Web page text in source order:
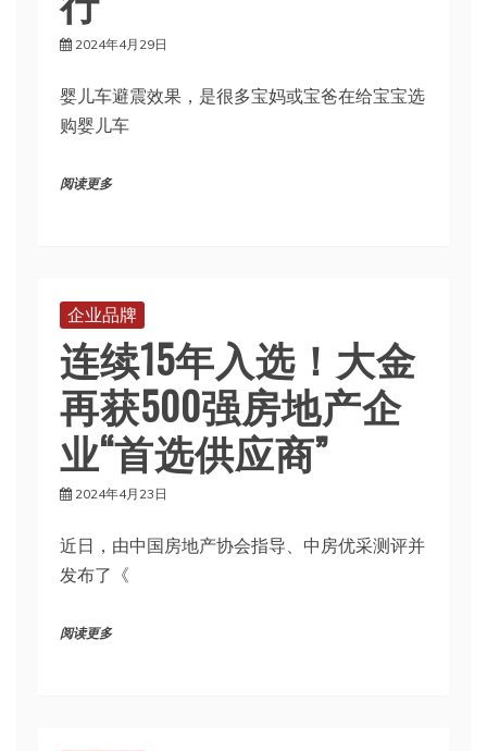
2024年4月29日
婴儿车避震效果，是很多宝妈或宝爸在给宝宝选
购婴儿车
阅读更多
企业品牌
连续15年入选！大金
再获500强房地产企
业“首选供应商”
2024年4月23日
近日，由中国房地产协会指导、中房优采测评并
发布了《
阅读更多